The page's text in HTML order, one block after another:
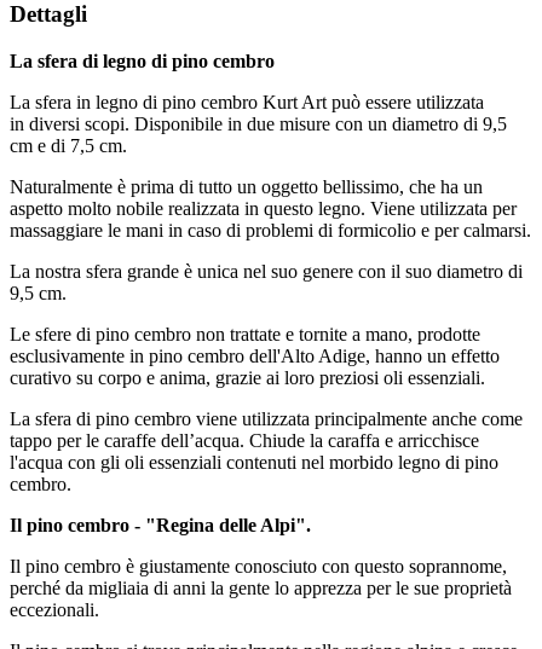
Dettagli
La sfera di legno di pino cembro
La sfera in legno di pino cembro Kurt Art può essere utilizzata
in diversi scopi. Disponibile in due misure con un diametro di 9,5
cm e di 7,5 cm.
Naturalmente è prima di tutto un oggetto bellissimo, che ha un
aspetto molto nobile realizzata in questo legno. Viene utilizzata per
massaggiare le mani in caso di problemi di formicolio e per calmarsi.
La nostra sfera grande è unica nel suo genere con il suo diametro di
9,5 cm.
Le sfere di pino cembro non trattate e tornite a mano, prodotte
esclusivamente in pino cembro dell'Alto Adige, hanno un effetto
curativo su corpo e anima, grazie ai loro preziosi oli essenziali.
La sfera di pino cembro viene utilizzata principalmente anche come
tappo per le caraffe dell’acqua. Chiude la caraffa e arricchisce
l'acqua con gli oli essenziali contenuti nel morbido legno di pino
cembro.
Il pino cembro - "Regina delle Alpi".
Il pino cembro è giustamente conosciuto con questo soprannome,
perché da migliaia di anni la gente lo apprezza per le sue proprietà
eccezionali.